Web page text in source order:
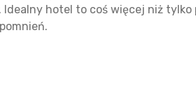
hotel to coś więcej niż tylko